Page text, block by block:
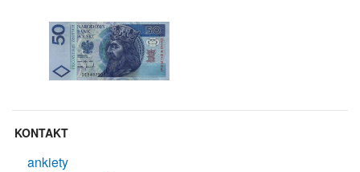
KONTAKT
ankiety